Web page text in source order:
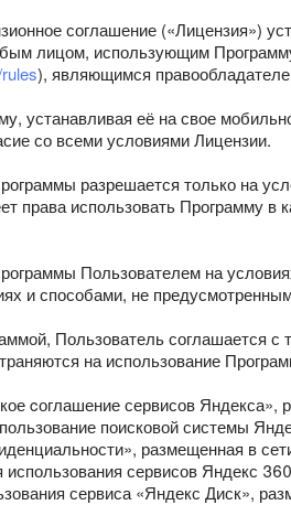
соглашение («Лицензия»)
лицом, использующим
), являющимся
устанавливая её на свое
со всеми условиями Лицензии.
разрешается только на
права использовать Программу
Пользователем на
и способами, не
Пользователь соглашается
на использование
cоглашение сервисов
поисковой системы
размещенная в
сервисов Яндекс
сервиса «Яндекс Диск»,